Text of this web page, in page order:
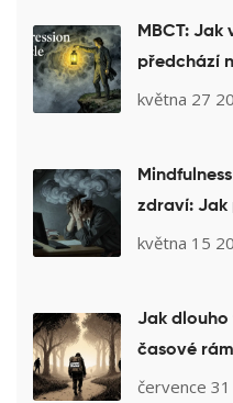
MBCT: Jak
předchází
května 27
zdraví: Jak
váš mozek
května 15
Jak dlouho
časové
července